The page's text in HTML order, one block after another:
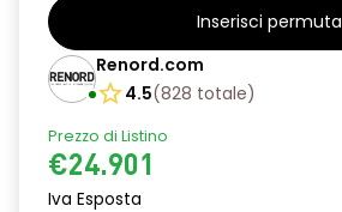
Inserisci permuta
Renord.com
4.5(828 totale)
Prezzo di Listino
€24.901
Iva Esposta